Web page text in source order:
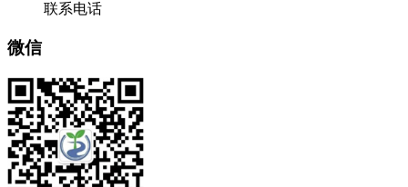
联系电话
微信